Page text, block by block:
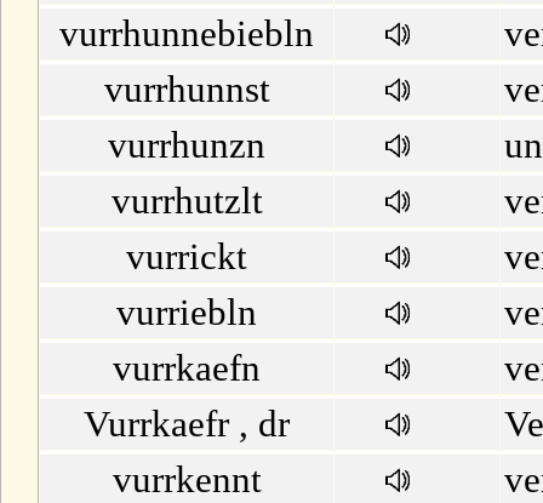
vurrhunnebiebln
vurrhunnst
vurrhunzn
vurrhutzlt
vurrickt
vurriebln
vurrkaefn
Vurrkaefr , dr
vurrkennt